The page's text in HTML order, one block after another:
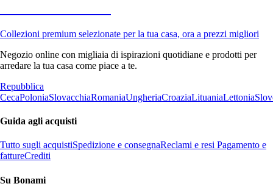
Collezioni premium selezionate per la tua casa, ora a prezzi migliori
Negozio online con migliaia di ispirazioni quotidiane e prodotti per
arredare la tua casa come piace a te.
Repubblica
CecaPoloniaSlovacchiaRomaniaUngheriaCroaziaLituaniaLettonia
Guida agli acquisti
Tutto sugli acquistiSpedizione e consegnaReclami e resi Pagamento e
fattureCrediti
Su Bonami